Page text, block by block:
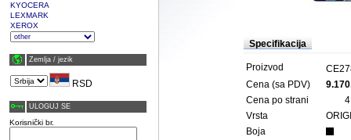
KYOCERA
LEXMARK
XEROX
Zemlja / јezik
RSD
ULOGUJ SE
Korisnički br.
Specifikacija
Proizvod
Cena (sa PDV)
Cena po strani
Vrsta
Boja